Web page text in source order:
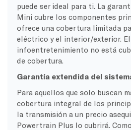
puede ser ideal para ti. La
Mini cubre los componentes
ofrece una cobertura limitada
eléctrico y el interior/exterior.
infoentretenimiento no está
de cobertura.
Garantía extendida del
Para aquellos que solo buscan
cobertura integral de los
la transmisión a un precio
Powertrain Plus lo cubrirá.